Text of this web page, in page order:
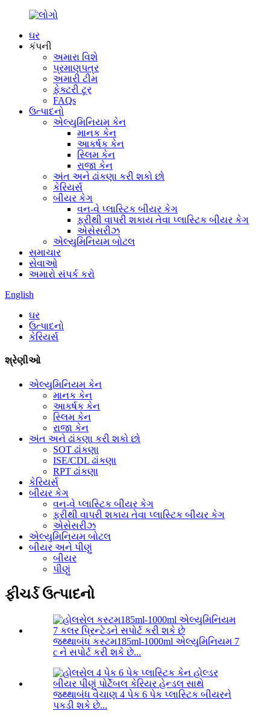
ઘર
કંપની
અમારા વિશે
પ્રમાણપત્ર
અમારી ટીમ
ફેક્ટરી ટૂર
FAQs
ઉત્પાદનો
એલ્યુમિનિયમ કેન
માનક કેન
આકર્ષક કેન
સ્લિમ કેન
રાજા કેન
અંત અને ઢાંકણા કરી શકો છો
કેરિયર્સ
બીયર કેગ
વન-વે પ્લાસ્ટિક બીયર કેગ
ફરીથી વાપરી શકાય તેવા પ્લાસ્ટિક બીયર કેગ
એસેસરીઝ
એલ્યુમિનિયમ બોટલ
સમાચાર
સેવાઓ
અમારો સંપર્ક કરો
English
ઘર
ઉત્પાદનો
કેરિયર્સ
શ્રેણીઓ
એલ્યુમિનિયમ કેન
માનક કેન
આકર્ષક કેન
સ્લિમ કેન
રાજા કેન
અંત અને ઢાંકણા કરી શકો છો
SOT ઢાંકણા
ISE/CDL ઢાંકણા
RPT ઢાંકણા
કેરિયર્સ
બીયર કેગ
વન-વે પ્લાસ્ટિક બીયર કેગ
ફરીથી વાપરી શકાય તેવા પ્લાસ્ટિક બીયર કેગ
એસેસરીઝ
એલ્યુમિનિયમ બોટલ
બીયર અને પીણું
બીયર
પીણું
ફીચર્ડ ઉત્પાદનો
જથ્થાબંધ કસ્ટમ185ml-1000ml એલ્યુમિનિયમ 7
c ને સપોર્ટ કરી શકે છે...
જથ્થાબંધ વેચાણ 4 પેક 6 પેક પ્લાસ્ટિક બીયરને
પકડી શકે છે...